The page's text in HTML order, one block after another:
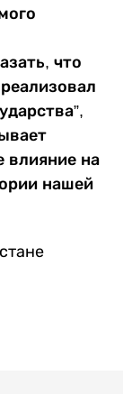
что
влияние на
нашей